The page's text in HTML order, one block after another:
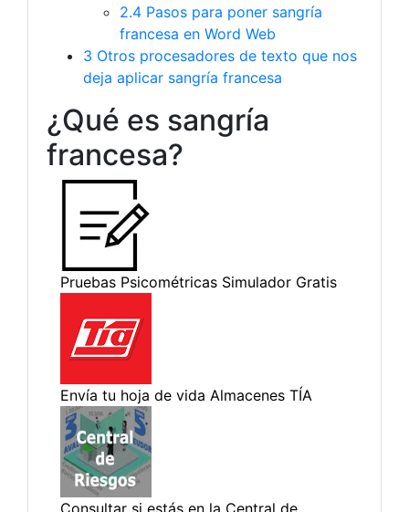
2.4 Pasos para poner sangría
francesa en Word Web
3 Otros procesadores de texto que nos
deja aplicar sangría francesa
¿Qué es sangría
francesa?